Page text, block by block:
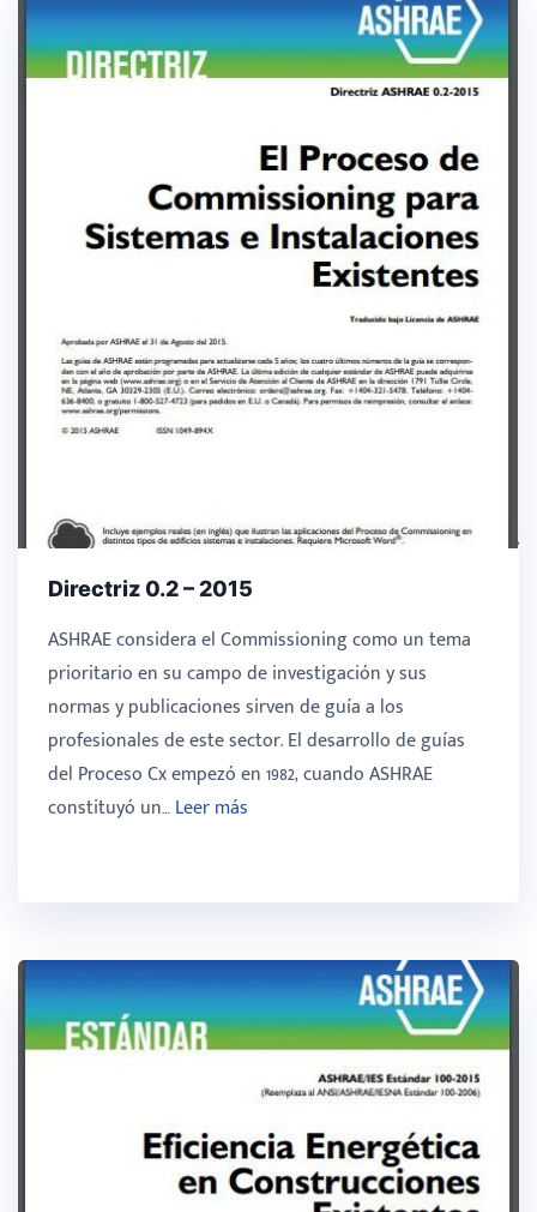
Directriz 0.2 – 2015
ASHRAE considera el Commissioning como un tema
prioritario en su campo de investigación y sus
normas y publicaciones sirven de guía a los
profesionales de este sector. El desarrollo de guías
del Proceso Cx empezó en 1982, cuando ASHRAE
constituyó un…Leer más